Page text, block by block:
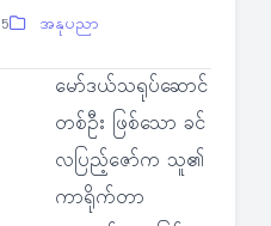
အနုပညာ
မော်ဒယ်သရုပ်ဆောင်
တစ်ဦး ဖြစ်သော ခင်
လပြည့်ဇော်က သူ၏
ကာရိုက်တာ